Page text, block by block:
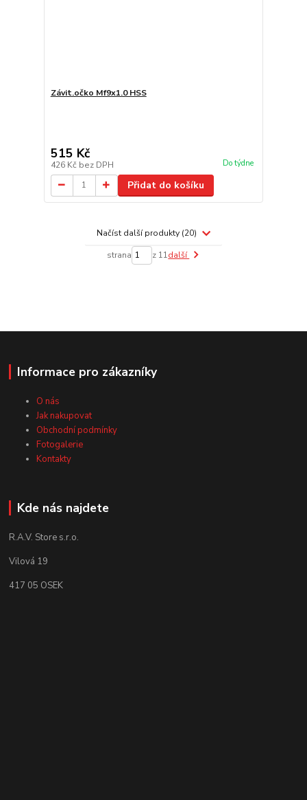
Závit.očko Mf9x1.0 HSS
515 Kč
426 Kč bez DPH Do týdne
Přidat do košíku
Načíst další produkty (20)
strana z 11další
Informace pro zákazníky
O nás
Jak nakupovat
Obchodní podmínky
Fotogalerie
Kontakty
Kde nás najdete
R.A.V. Store s.r.o.
Vilová 19
417 05 OSEK